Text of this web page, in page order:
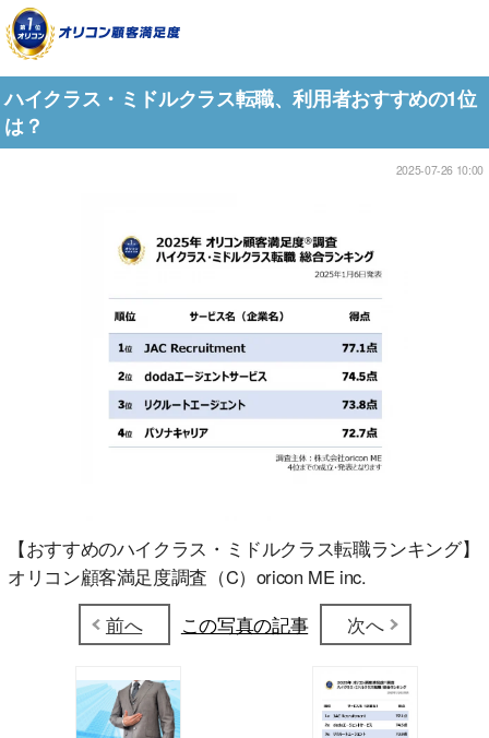
ハイクラス・ミドルクラス転職、利用者おすすめの1位
は？
2025-07-26 10:00
【おすすめのハイクラス・ミドルクラス転職ランキング】
オリコン顧客満足度調査（C）oricon ME inc.
前へ
この写真の記事 次へ